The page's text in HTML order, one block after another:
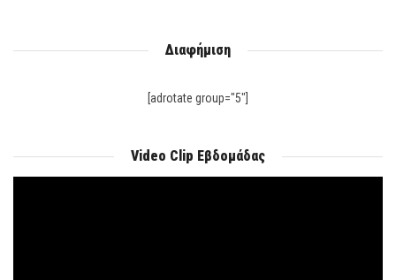
Διαφήμιση
[adrotate group="5"]
Video Clip Εβδομάδας